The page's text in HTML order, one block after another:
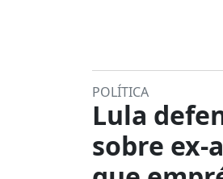
POLÍTICA
Lula
sobre ex-